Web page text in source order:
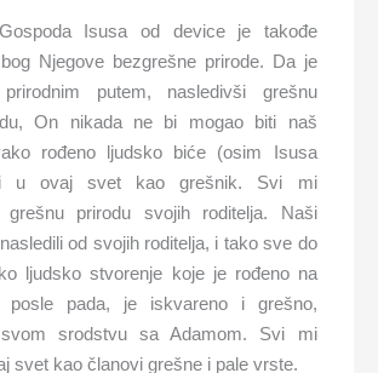
Isusa od device je takođe
Njegove bezgrešne prirode. Da je
putem, nasledivši grešnu
On nikada ne bi mogao biti naš
rođeno ljudsko biće (osim Isusa
u ovaj svet kao grešnik. Svi mi
grešnu prirodu svojih roditelja. Naši
od svojih roditelja, i tako sve do
ljudsko stvorenje koje je rođeno na
posle pada, je iskvareno i grešno,
svom srodstvu sa Adamom. Svi mi
svet kao članovi grešne i pale vrste.